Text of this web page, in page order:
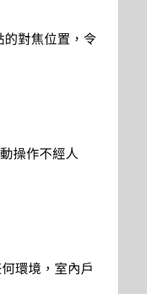
對焦位置，令
操作不經人
環境，室內戶